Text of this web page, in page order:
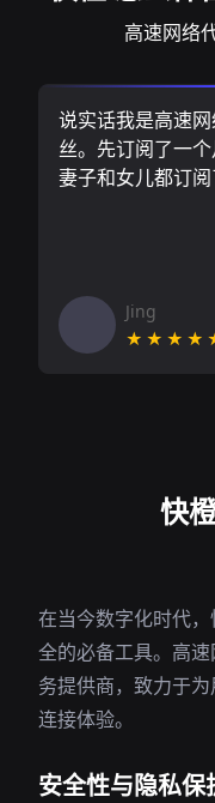
高速网络
说实话我是高速
丝。先订阅了一
妻子和女儿都订阅
Jing
快
在当今数字化时代
全的必备工具。高
务提供商，致力于
连接体验。
安全性与隐私保